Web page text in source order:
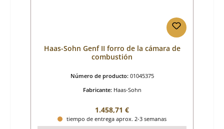
Haas-Sohn Genf II forro de la cámara de
combustión
Número de producto: 01045375
Fabricante: Haas-Sohn
Precio normal:
1.458,71 €
tiempo de entrega aprox. 2-3 semanas